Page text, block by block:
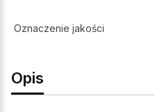
Oznaczenie jakości
Opis